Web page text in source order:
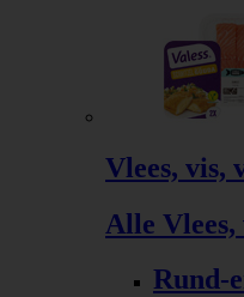
Vlees, vis,
Alle Vlees,
Rund-